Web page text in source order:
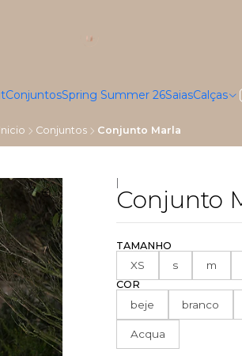
ConjuntosSpring Summer 26SaiasCalças
Inicio Conjuntos Conjunto Marla
Conjunto
TAMANHO
XS s m
COR
beje branco
Acqua